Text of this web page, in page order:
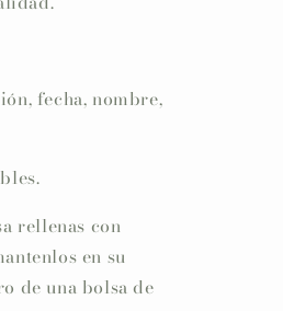
fecha, nombre,
rellenas con
en su
de una bolsa de